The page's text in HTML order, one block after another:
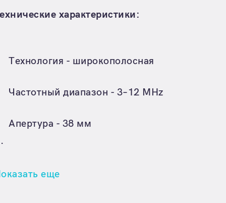
характеристики:
Технология - широкополосная
Частотный диапазон - 3–12 MHz
Апертура - 38 мм
еще